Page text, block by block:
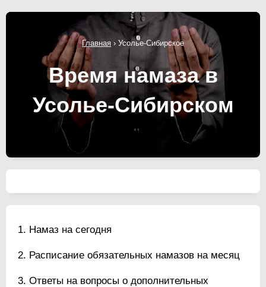
Главная › Усолье-Сибирское
Время намаза в
Усолье-Сибирском
Намаз на сегодня
Расписание обязательных намазов на месяц
Ответы на вопросы о дополнительных